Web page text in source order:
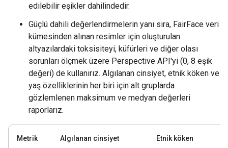
edilebilir eşikler dahilindedir.
Güçlü dahili değerlendirmelerin yanı sıra, FairFace veri
kümesinden alınan resimler için oluşturulan
altyazılardaki toksisiteyi, küfürleri ve diğer olası
sorunları ölçmek üzere Perspective API'yi (0, 8 eşik
değeri) de kullanırız. Algılanan cinsiyet, etnik köken ve
yaş özelliklerinin her biri için alt gruplarda
gözlemlenen maksimum ve medyan değerleri
raporlarız.
Metrik Algılanan cinsiyet Etnik köken